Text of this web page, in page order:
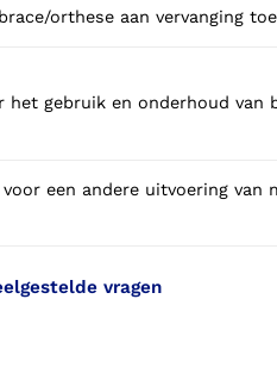
orthese aan vervanging
het gebruik en onderhoud van
een andere uitvoering van
vragen